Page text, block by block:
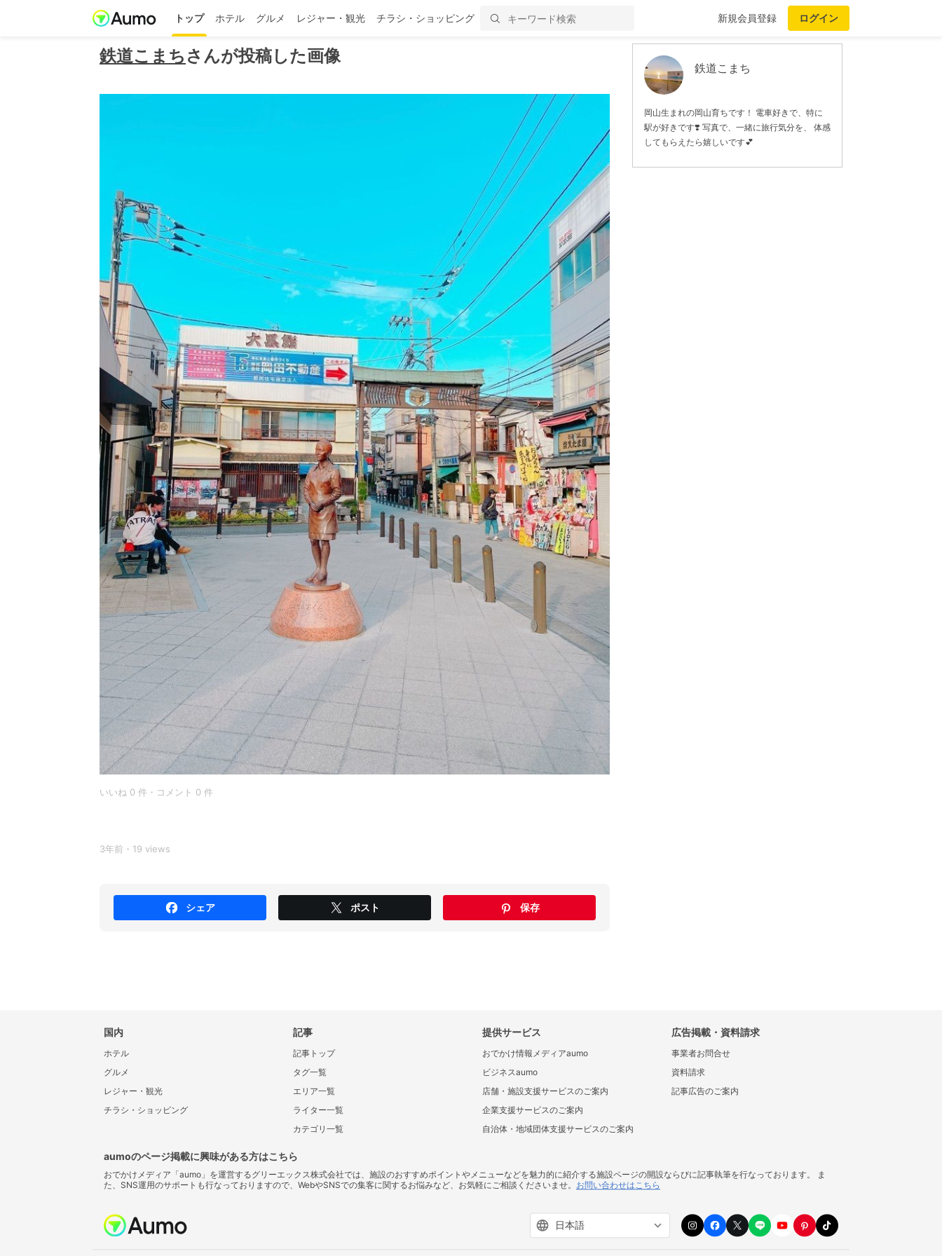
トップ ホテル グルメ レジャー・観光 チラシ・ショッピング 新規会員登録 ログイン
鉄道こまち さんが投稿した画像
いいね 0 件・コメント 0 件
3年前・19 views
シェア ポスト 保存
鉄道こまち
岡山生まれの岡山育ちです！ 電車好きで、特に
駅が好きです❣️ 写真で、一緒に旅行気分を、 体感
してもらえたら嬉しいです💕
国内
ホテル
グルメ
レジャー・観光
チラシ・ショッピング
記事
記事トップ
タグ一覧
エリア一覧
ライター一覧
カテゴリ一覧
提供サービス
おでかけ情報メディアaumo
ビジネスaumo
店舗・施設支援サービスのご案内
企業支援サービスのご案内
自治体・地域団体支援サービスのご案内
広告掲載・資料請求
事業者お問合せ
資料請求
記事広告のご案内
aumoのページ掲載に興味がある方はこちら
おでかけメディア「aumo」を運営するグリーエックス株式会社では、施設のおすすめポイントやメニューなどを魅力的に紹介する施設ページの開設ならびに記事執筆を行なっております。 ま
た、SNS運用のサポートも行なっておりますので、WebやSNSでの集客に関するお悩みなど、お気軽にご相談くださいませ。 お問い合わせはこちら